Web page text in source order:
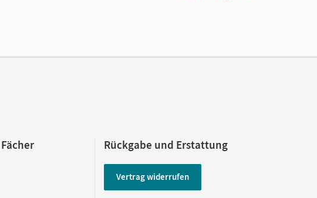
Rückgabe und Erstattung
Vertrag widerrufen